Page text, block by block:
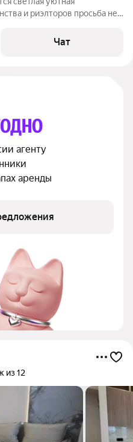
и риэлторов просьба не
обставлена и полностью
Чат
агенту
аренды
из 12